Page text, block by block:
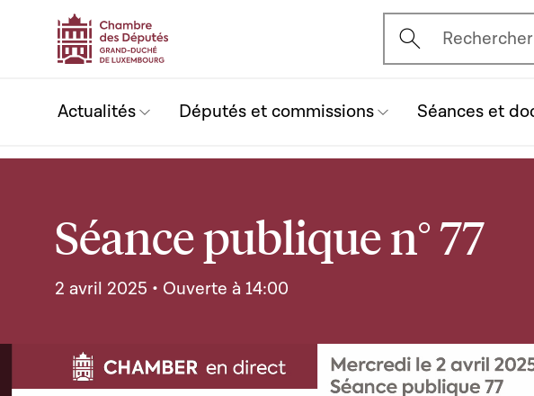
Ouvrir l'écran de
Actualités Députés et commissions Séances et
Séance publique n° 77
2 avril 2025 • Ouverte à 14:00